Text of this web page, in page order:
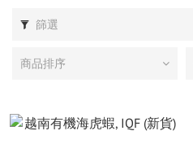
篩選
商品排序